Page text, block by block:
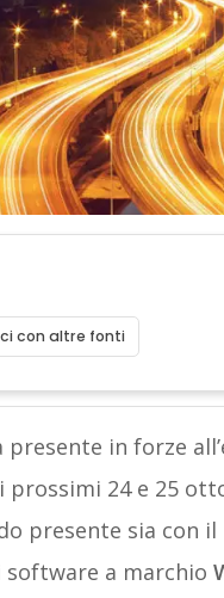
con altre fonti
presente in forze
24 e 25
presente sia con
software a marchio